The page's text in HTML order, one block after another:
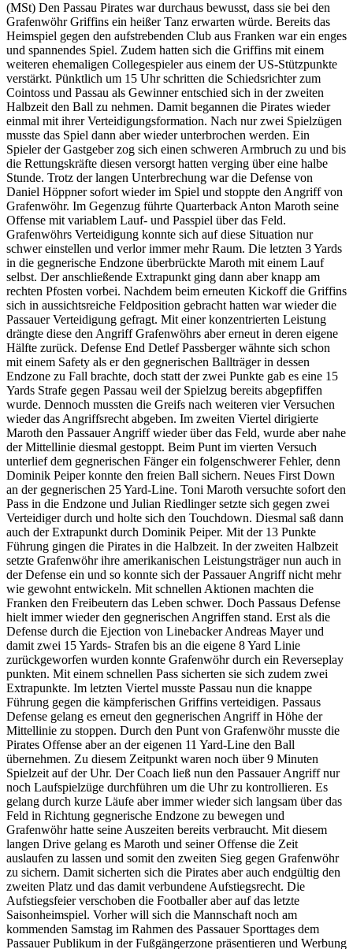
(MSt) Den Passau Pirates war durchaus bewusst, dass sie bei den
Grafenwöhr Griffins ein heißer Tanz erwarten würde. Bereits das
Heimspiel gegen den aufstrebenden Club aus Franken war ein enges
und spannendes Spiel. Zudem hatten sich die Griffins mit einem
weiteren ehemaligen Collegespieler aus einem der US-Stützpunkte
verstärkt. Pünktlich um 15 Uhr schritten die Schiedsrichter zum
Cointoss und Passau als Gewinner entschied sich in der zweiten
Halbzeit den Ball zu nehmen. Damit begannen die Pirates wieder
einmal mit ihrer Verteidigungsformation. Nach nur zwei Spielzügen
musste das Spiel dann aber wieder unterbrochen werden. Ein
Spieler der Gastgeber zog sich einen schweren Armbruch zu und bis
die Rettungskräfte diesen versorgt hatten verging über eine halbe
Stunde. Trotz der langen Unterbrechung war die Defense von
Daniel Höppner sofort wieder im Spiel und stoppte den Angriff von
Grafenwöhr. Im Gegenzug führte Quarterback Anton Maroth seine
Offense mit variablem Lauf- und Passpiel über das Feld.
Grafenwöhrs Verteidigung konnte sich auf diese Situation nur
schwer einstellen und verlor immer mehr Raum. Die letzten 3 Yards
in die gegnerische Endzone überbrückte Maroth mit einem Lauf
selbst. Der anschließende Extrapunkt ging dann aber knapp am
rechten Pfosten vorbei. Nachdem beim erneuten Kickoff die Griffins
sich in aussichtsreiche Feldposition gebracht hatten war wieder die
Passauer Verteidigung gefragt. Mit einer konzentrierten Leistung
drängte diese den Angriff Grafenwöhrs aber erneut in deren eigene
Hälfte zurück. Defense End Detlef Passberger wähnte sich schon
mit einem Safety als er den gegnerischen Ballträger in dessen
Endzone zu Fall brachte, doch statt der zwei Punkte gab es eine 15
Yards Strafe gegen Passau weil der Spielzug bereits abgepfiffen
wurde. Dennoch mussten die Greifs nach weiteren vier Versuchen
wieder das Angriffsrecht abgeben. Im zweiten Viertel dirigierte
Maroth den Passauer Angriff wieder über das Feld, wurde aber nahe
der Mittellinie diesmal gestoppt. Beim Punt im vierten Versuch
unterlief dem gegnerischen Fänger ein folgenschwerer Fehler, denn
Dominik Peiper konnte den freien Ball sichern. Neues First Down
an der gegnerischen 25 Yard-Line. Toni Maroth versuchte sofort den
Pass in die Endzone und Julian Riedlinger setzte sich gegen zwei
Verteidiger durch und holte sich den Touchdown. Diesmal saß dann
auch der Extrapunkt durch Dominik Peiper. Mit der 13 Punkte
Führung gingen die Pirates in die Halbzeit. In der zweiten Halbzeit
setzte Grafenwöhr ihre amerikanischen Leistungsträger nun auch in
der Defense ein und so konnte sich der Passauer Angriff nicht mehr
wie gewohnt entwickeln. Mit schnellen Aktionen machten die
Franken den Freibeutern das Leben schwer. Doch Passaus Defense
hielt immer wieder den gegnerischen Angriffen stand. Erst als die
Defense durch die Ejection von Linebacker Andreas Mayer und
damit zwei 15 Yards- Strafen bis an die eigene 8 Yard Linie
zurückgeworfen wurden konnte Grafenwöhr durch ein Reverseplay
punkten. Mit einem schnellen Pass sicherten sie sich zudem zwei
Extrapunkte. Im letzten Viertel musste Passau nun die knappe
Führung gegen die kämpferischen Griffins verteidigen. Passaus
Defense gelang es erneut den gegnerischen Angriff in Höhe der
Mittellinie zu stoppen. Durch den Punt von Grafenwöhr musste die
Pirates Offense aber an der eigenen 11 Yard-Line den Ball
übernehmen. Zu diesem Zeitpunkt waren noch über 9 Minuten
Spielzeit auf der Uhr. Der Coach ließ nun den Passauer Angriff nur
noch Laufspielzüge durchführen um die Uhr zu kontrollieren. Es
gelang durch kurze Läufe aber immer wieder sich langsam über das
Feld in Richtung gegnerische Endzone zu bewegen und
Grafenwöhr hatte seine Auszeiten bereits verbraucht. Mit diesem
langen Drive gelang es Maroth und seiner Offense die Zeit
auslaufen zu lassen und somit den zweiten Sieg gegen Grafenwöhr
zu sichern. Damit sicherten sich die Pirates aber auch endgültig den
zweiten Platz und das damit verbundene Aufstiegsrecht. Die
Aufstiegsfeier verschoben die Footballer aber auf das letzte
Saisonheimspiel. Vorher will sich die Mannschaft noch am
kommenden Samstag im Rahmen des Passauer Sporttages dem
Passauer Publikum in der Fußgängerzone präsentieren und Werbung